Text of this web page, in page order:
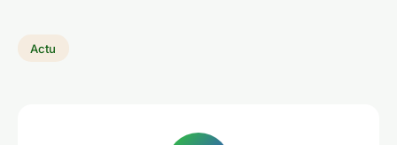
Actu